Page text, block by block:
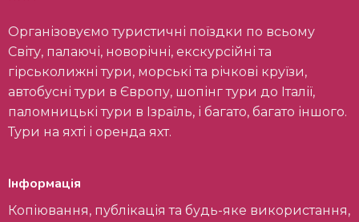
Організовуємо туристичні поїздки по всьому
Світу, палаючі, новорічні, екскурсійні та
гірськолижні тури, морські та річкові круїзи,
автобусні тури в Європу, шопінг тури до Італії,
паломницькі тури в Ізраїль, і багато, багато іншого.
Тури на яхті і оренда яхт.
Інформація
Копіювання, публікація та будь-яке використання,